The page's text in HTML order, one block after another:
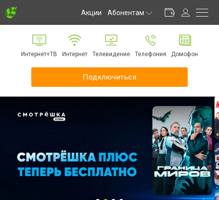
Акции Абонентам
Личный кабинет
Способы оплаты
Обратная связь
Информирование
Оборудование
Интернет+ТВ Интернет Телевидение Телефония Домофон
Подключиться